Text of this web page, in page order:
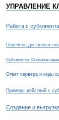
УПРАВЛЕНИЕ
Работа с
Перечень доступных
Субклиенты. Описание
Ответ сервера и коды
Примеры действий с
Создание и